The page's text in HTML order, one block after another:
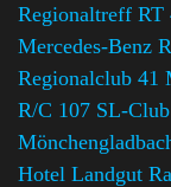
Regionaltreff RT
Mercedes-Benz
Regionalclub 41
R/C 107 SL-
Hotel Landgut